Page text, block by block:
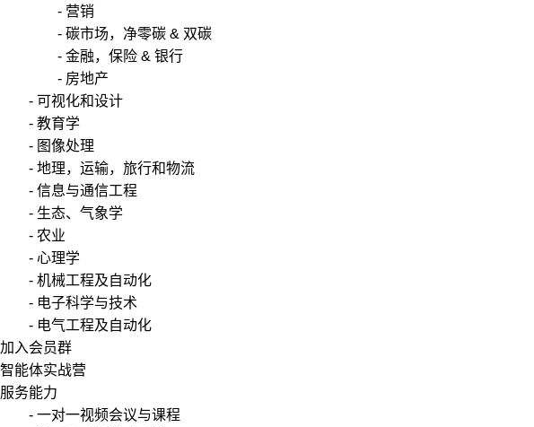
- 营销
- 碳市场，净零碳 & 双碳
- 金融，保险 & 银行
- 房地产
- 可视化和设计
- 教育学
- 图像处理
- 地理，运输，旅行和物流
- 信息与通信工程
- 生态、气象学
- 农业
- 心理学
- 机械工程及自动化
- 电子科学与技术
- 电气工程及自动化
加入会员群
智能体实战营
服务能力
- 一对一视频会议与课程